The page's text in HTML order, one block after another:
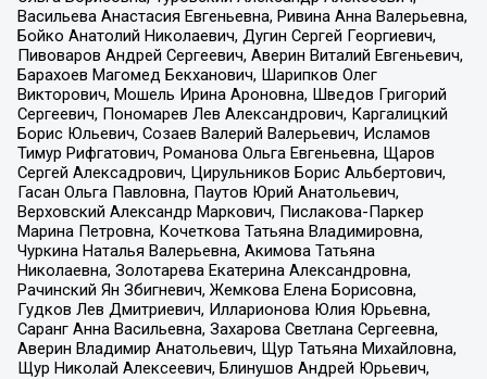
Васильева Анастасия Евгеньевна, Ривина Анна Валерьевна,
Бойко Анатолий Николаевич, Дугин Сергей Георгиевич,
Пивоваров Андрей Сергеевич, Аверин Виталий Евгеньевич,
Барахоев Магомед Бекханович, Шарипков Олег
Викторович, Мошель Ирина Ароновна, Шведов Григорий
Сергеевич, Пономарев Лев Александрович, Каргалицкий
Борис Юльевич, Созаев Валерий Валерьевич, Исламов
Тимур Рифгатович, Романова Ольга Евгеньевна, Щаров
Сергей Алексадрович, Цирульников Борис Альбертович,
Гасан Ольга Павловна, Паутов Юрий Анатольевич,
Верховский Александр Маркович, Пислакова-Паркер
Марина Петровна, Кочеткова Татьяна Владимировна,
Чуркина Наталья Валерьевна, Акимова Татьяна
Николаевна, Золотарева Екатерина Александровна,
Рачинский Ян Збигневич, Жемкова Елена Борисовна,
Гудков Лев Дмитриевич, Илларионова Юлия Юрьевна,
Саранг Анна Васильевна, Захарова Светлана Сергеевна,
Аверин Владимир Анатольевич, Щур Татьяна Михайловна,
Щур Николай Алексеевич, Блинушов Андрей Юрьевич,